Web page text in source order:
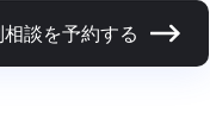
談を予約する